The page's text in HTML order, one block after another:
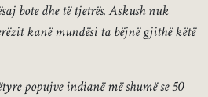
bote dhe të tjetrës. Askush nuk
kanë mundësi ta bëjnë gjithë këtë
popujve indianë më shumë se 50